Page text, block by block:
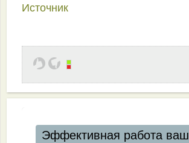
Источник
Эффективная работа